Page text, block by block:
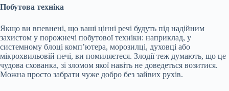
Побутова техніка
Якщо ви впевнені, що ваші цінні речі будуть під надійним
захистом у порожнечі побутової техніки: наприклад, у
системному блоці комп’ютера, морозилці, духовці або
мікрохвильовій печі, ви помиляєтеся. Злодії теж думають, що це
чудова схованка, зі зломом якої навіть не доведеться возитися.
Можна просто забрати чуже добро без зайвих рухів.